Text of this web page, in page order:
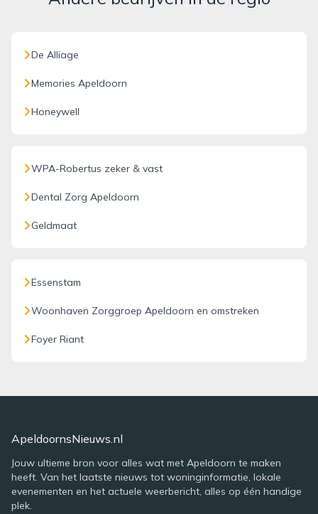
De Alliage
Memories Apeldoorn
Honeywell
WPA-Robertus zeker & vast
Dental Zorg Apeldoorn
Geldmaat
Essenstam
Woonhaven Zorggroep Apeldoorn en omstreken
Foyer Riant
ApeldoornsNieuws.nl
Jouw ultieme bron voor alles wat met Apeldoorn te maken
heeft. Van het laatste nieuws tot woninginformatie, lokale
evenementen en het actuele weerbericht, alles op één handige
plek.